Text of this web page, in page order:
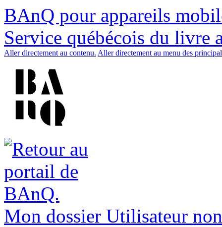
BAnQ pour appareils
Service québécois du livre
Aller directement au contenu. Aller directement au menu des
Mon dossier Utilisateur